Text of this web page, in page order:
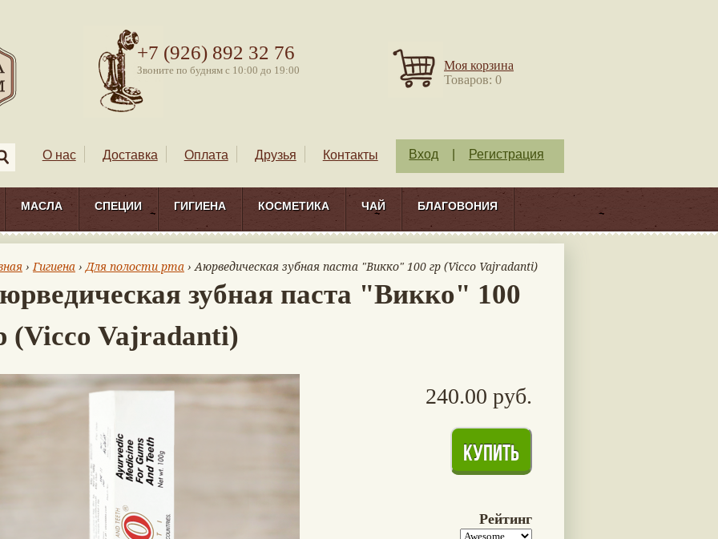
+7 (926) 892 32 76
Звоните по будням с 10:00 до 19:00
Моя корзина
Товаров: 0
О нас Доставка Оплата Друзья Контакты Вход Регистрация
МАСЛА СПЕЦИИ ГИГИЕНА КОСМЕТИКА ЧАЙ БЛАГОВОНИЯ
›Гигиена ›Для полости рта › Аюрведическая зубная паста "Викко" 100 гр (Vicco Vajradanti)
зубная паста "Викко" 100
(Vicco Vajradanti)
240.00 руб.
Рейтинг